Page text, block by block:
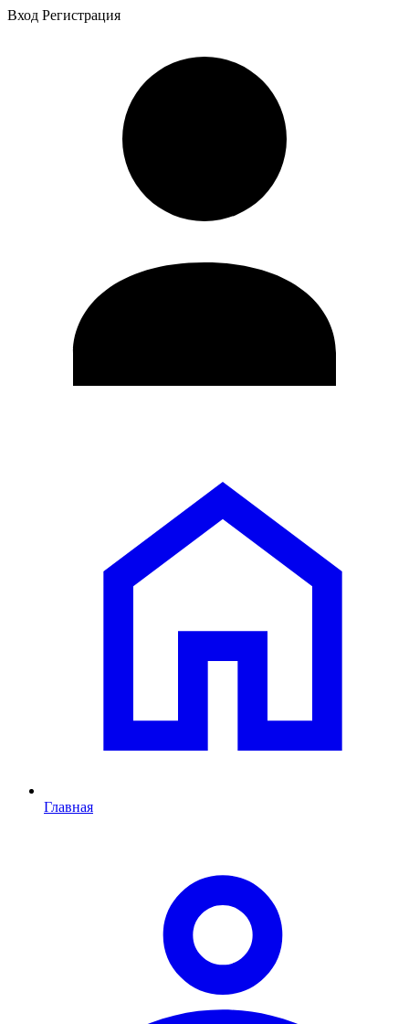
Вход Регистрация
Главная